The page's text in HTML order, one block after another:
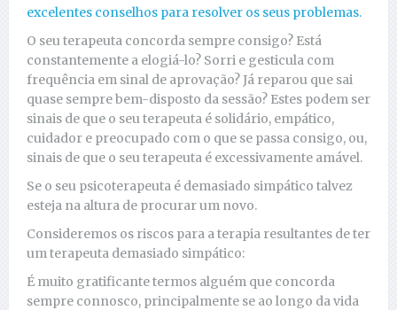
excelentes conselhos para resolver os seus problemas.
O seu terapeuta concorda sempre consigo? Está
constantemente a elogiá-lo? Sorri e gesticula com
frequência em sinal de aprovação? Já reparou que sai
quase sempre bem-disposto da sessão? Estes podem ser
sinais de que o seu terapeuta é solidário, empático,
cuidador e preocupado com o que se passa consigo, ou,
sinais de que o seu terapeuta é excessivamente amável.
Se o seu psicoterapeuta é demasiado simpático talvez
esteja na altura de procurar um novo.
Consideremos os riscos para a terapia resultantes de ter
um terapeuta demasiado simpático:
É muito gratificante termos alguém que concorda
sempre connosco, principalmente se ao longo da vida